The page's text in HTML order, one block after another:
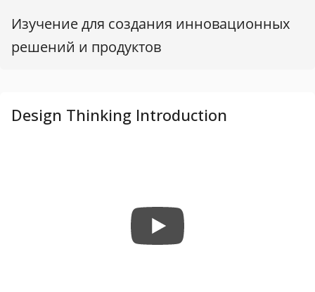
Изучение для создания инновационных
решений и продуктов
Design Thinking Introduction